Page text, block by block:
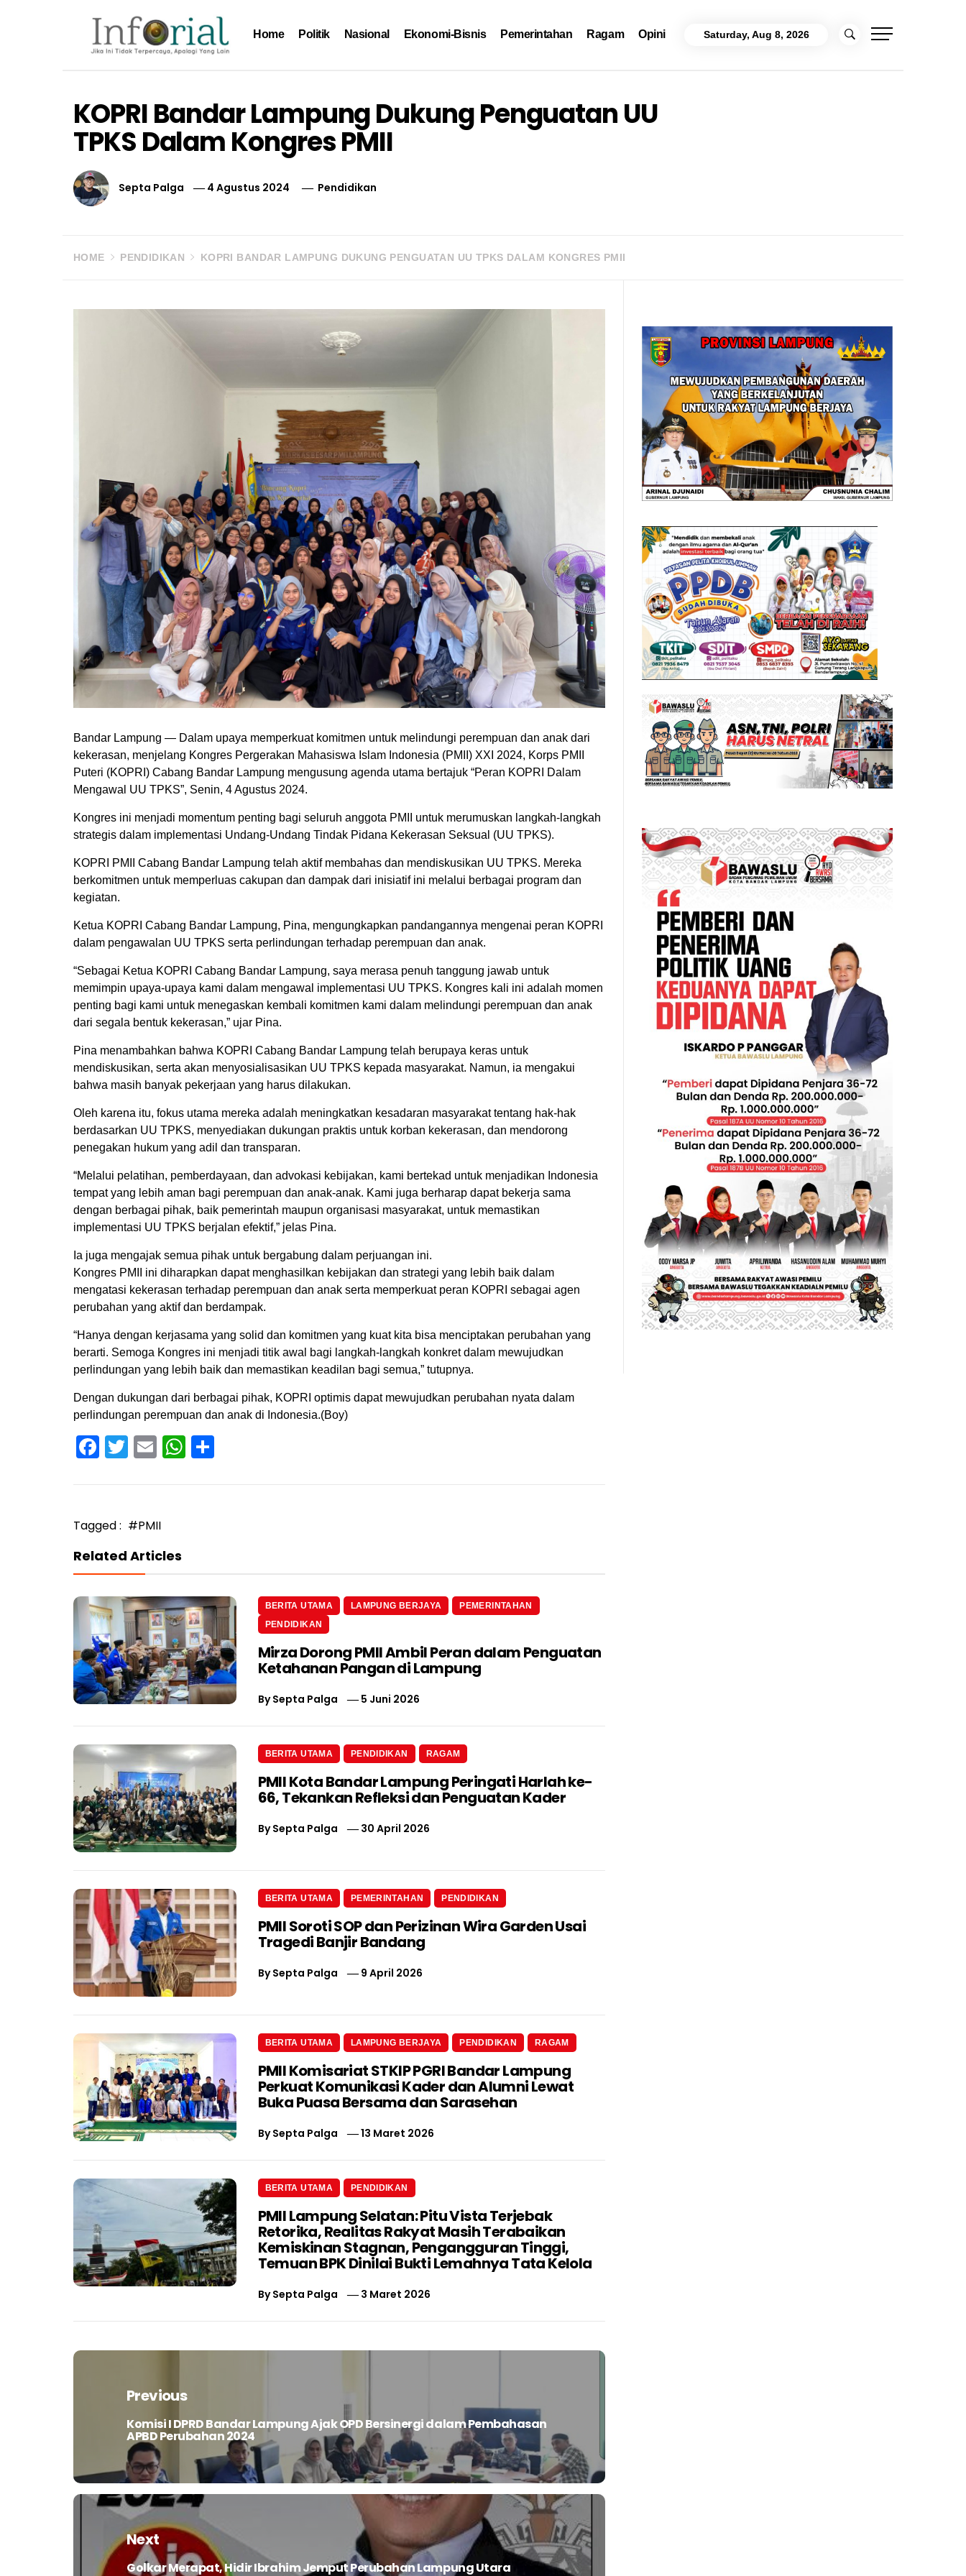
content
Home Politik Nasional Ekonomi-Bisnis Pemerintahan Ragam Opini Saturday, Aug 8, 2026
KOPRI Bandar Lampung Dukung Penguatan UU
TPKS Dalam Kongres PMII
Septa Palga 4 Agustus 2024 Pendidikan
HOME PENDIDIKAN KOPRI BANDAR LAMPUNG DUKUNG PENGUATAN UU TPKS DALAM KONGRES PMII
Bandar Lampung — Dalam upaya memperkuat komitmen untuk melindungi perempuan dan anak dari
kekerasan, menjelang Kongres Pergerakan Mahasiswa Islam Indonesia (PMII) XXI 2024, Korps PMII
Puteri (KOPRI) Cabang Bandar Lampung mengusung agenda utama bertajuk “Peran KOPRI Dalam
Mengawal UU TPKS”, Senin, 4 Agustus 2024.
Kongres ini menjadi momentum penting bagi seluruh anggota PMII untuk merumuskan langkah-langkah
strategis dalam implementasi Undang-Undang Tindak Pidana Kekerasan Seksual (UU TPKS).
KOPRI PMII Cabang Bandar Lampung telah aktif membahas dan mendiskusikan UU TPKS. Mereka
berkomitmen untuk memperluas cakupan dan dampak dari inisiatif ini melalui berbagai program dan
kegiatan.
Ketua KOPRI Cabang Bandar Lampung, Pina, mengungkapkan pandangannya mengenai peran KOPRI
dalam pengawalan UU TPKS serta perlindungan terhadap perempuan dan anak.
“Sebagai Ketua KOPRI Cabang Bandar Lampung, saya merasa penuh tanggung jawab untuk
memimpin upaya-upaya kami dalam mengawal implementasi UU TPKS. Kongres kali ini adalah momen
penting bagi kami untuk menegaskan kembali komitmen kami dalam melindungi perempuan dan anak
dari segala bentuk kekerasan,” ujar Pina.
Pina menambahkan bahwa KOPRI Cabang Bandar Lampung telah berupaya keras untuk
mendiskusikan, serta akan menyosialisasikan UU TPKS kepada masyarakat. Namun, ia mengakui
bahwa masih banyak pekerjaan yang harus dilakukan.
Oleh karena itu, fokus utama mereka adalah meningkatkan kesadaran masyarakat tentang hak-hak
berdasarkan UU TPKS, menyediakan dukungan praktis untuk korban kekerasan, dan mendorong
penegakan hukum yang adil dan transparan.
“Melalui pelatihan, pemberdayaan, dan advokasi kebijakan, kami bertekad untuk menjadikan Indonesia
tempat yang lebih aman bagi perempuan dan anak-anak. Kami juga berharap dapat bekerja sama
dengan berbagai pihak, baik pemerintah maupun organisasi masyarakat, untuk memastikan
implementasi UU TPKS berjalan efektif,” jelas Pina.
Ia juga mengajak semua pihak untuk bergabung dalam perjuangan ini.
Kongres PMII ini diharapkan dapat menghasilkan kebijakan dan strategi yang lebih baik dalam
mengatasi kekerasan terhadap perempuan dan anak serta memperkuat peran KOPRI sebagai agen
perubahan yang aktif dan berdampak.
“Hanya dengan kerjasama yang solid dan komitmen yang kuat kita bisa menciptakan perubahan yang
berarti. Semoga Kongres ini menjadi titik awal bagi langkah-langkah konkret dalam mewujudkan
perlindungan yang lebih baik dan memastikan keadilan bagi semua,” tutupnya.
Dengan dukungan dari berbagai pihak, KOPRI optimis dapat mewujudkan perubahan nyata dalam
perlindungan perempuan dan anak di Indonesia.(Boy)
Facebook
TwitterEmailWhatsApp
Tagged : #PMII
Related Articles
BERITA UTAMA LAMPUNG BERJAYA
PEMERINTAHAN
PENDIDIKAN
Mirza Dorong PMII Ambil Peran dalam Penguatan
Ketahanan Pangan di Lampung
BySepta Palga 5 Juni 2026
BERITA UTAMA PENDIDIKAN RAGAM
PMII Kota Bandar Lampung Peringati Harlah ke-
66, Tekankan Refleksi dan Penguatan Kader
BySepta Palga 30 April 2026
BERITA UTAMA PEMERINTAHAN PENDIDIKAN
PMII Soroti SOP dan Perizinan Wira Garden Usai
Tragedi Banjir Bandang
BySepta Palga 9 April 2026
BERITA UTAMA LAMPUNG BERJAYA PENDIDIKAN RAGAM
PMII Komisariat STKIP PGRI Bandar Lampung
Perkuat Komunikasi Kader dan Alumni Lewat
Buka Puasa Bersama dan Sarasehan
BySepta Palga 13 Maret 2026
BERITA UTAMA PENDIDIKAN
PMII Lampung Selatan: Pitu Vista Terjebak
Retorika, Realitas Rakyat Masih Terabaikan
Kemiskinan Stagnan, Pengangguran Tinggi,
Temuan BPK Dinilai Bukti Lemahnya Tata Kelola
BySepta Palga 3 Maret 2026
Navigasi
Previous
Previous
post:
Komisi I DPRD Bandar Lampung Ajak OPD Bersinergi dalam Pembahasan
APBD Perubahan 2024
Next
Next
Golkar Merapat, Hidir Ibrahim Jemput Perubahan Lampung Utara